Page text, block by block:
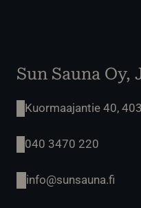
Sun Sauna Oy,
Kuormaajantie 40,
040 3470 220
info@sunsauna.fi